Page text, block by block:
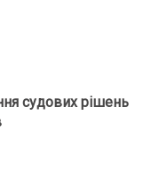
судових рішень